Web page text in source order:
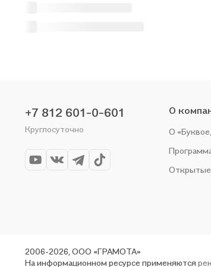
+7 812 601-0-601
Круглосуточно
О
О
Открытые
2006-2026, ООО «ГРАМОТА»
На информационном ресурсе применяются